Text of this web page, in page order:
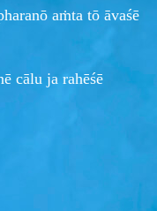
aṁta tō āvaśē
ja rahēśē